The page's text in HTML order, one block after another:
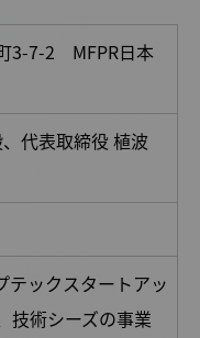
3-7-2 MFPR日本
代表取締役 植波
テックスタートアッ
技術シーズの事業